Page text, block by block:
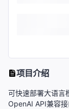
项目介绍
可快速部署大语言
OpenAI API兼容